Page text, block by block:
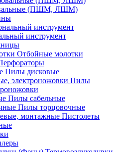
(ПШМ, ЛШМ)
инструмент
Отбойные молотки
Пилы дисковые
Пилы
Пилы сабельные
Пилы торцовочные
Пистолеты